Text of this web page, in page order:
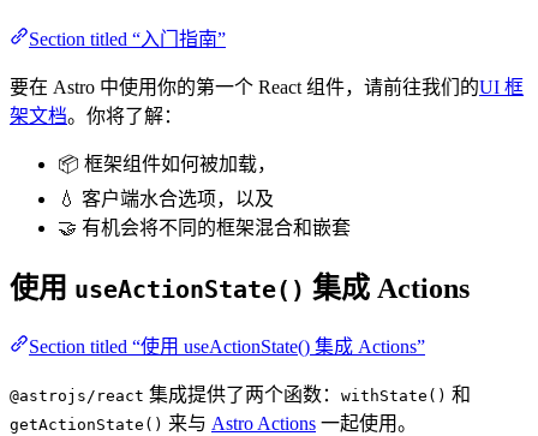
Section titled “入门指南”
要在 Astro 中使用你的第一个 React 组件，请前往我们的UI 框
架文档。你将了解：
📦 框架组件如何被加载，
💧 客户端水合选项，以及
🤝 有机会将不同的框架混合和嵌套
使用 useActionState() 集成 Actions
Section titled “使用 useActionState() 集成 Actions”
@astrojs/react 集成提供了两个函数： withState() 和
getActionState() 来与 Astro Actions 一起使用。